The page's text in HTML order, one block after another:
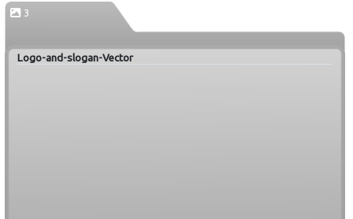
3
Logo-and-slogan-Vector